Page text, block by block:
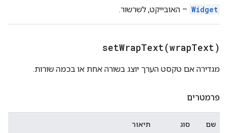
Widget – האובייקט, לשרשור.
setWrapText(wrapText)
מגדירה אם טקסט הערך יוצג בשורה אחת או בכמה שורות.
פרמטרים
שם סוג תיאור